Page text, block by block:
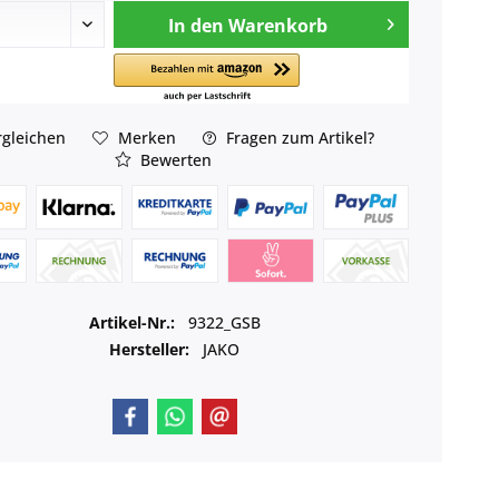
In den Warenkorb
Merken
Fragen zum Artikel?
Bewerten
Artikel-Nr.:
9322_GSB
Hersteller:
JAKO